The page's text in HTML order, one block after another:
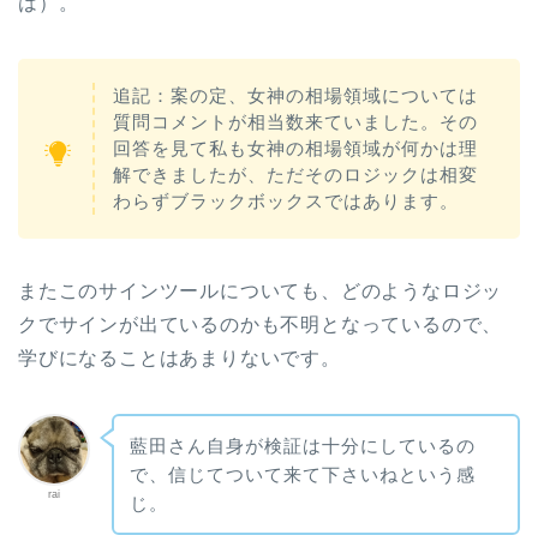
追記：案の定、女神の相場領域については
質問コメントが相当数来ていました。その
回答を見て私も女神の相場領域が何かは理
解できましたが、ただそのロジックは相変
わらずブラックボックスではあります。
またこのサインツールについても、どのようなロジッ
クでサインが出ているのかも不明となっているので、
学びになることはあまりないです。
rai
藍田さん自身が検証は十分にしているの
で、信じてついて来て下さいねという感
じ。